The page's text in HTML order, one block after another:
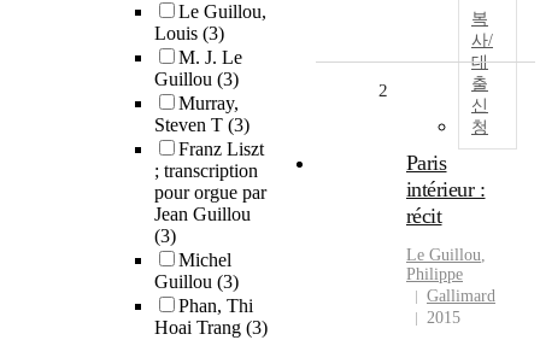
Le Guillou,
Louis (3)
M. J. Le
Guillou (3)
Murray,
Steven T (3)
Franz Liszt
; transcription
pour orgue par
Jean Guillou
(3)
Michel
Guillou (3)
Phan, Thi
Hoai Trang (3)
복
사/
대
출
신
청
2
Paris
intérieur :
récit
Le Guillou,
Philippe
Gallimard
2015